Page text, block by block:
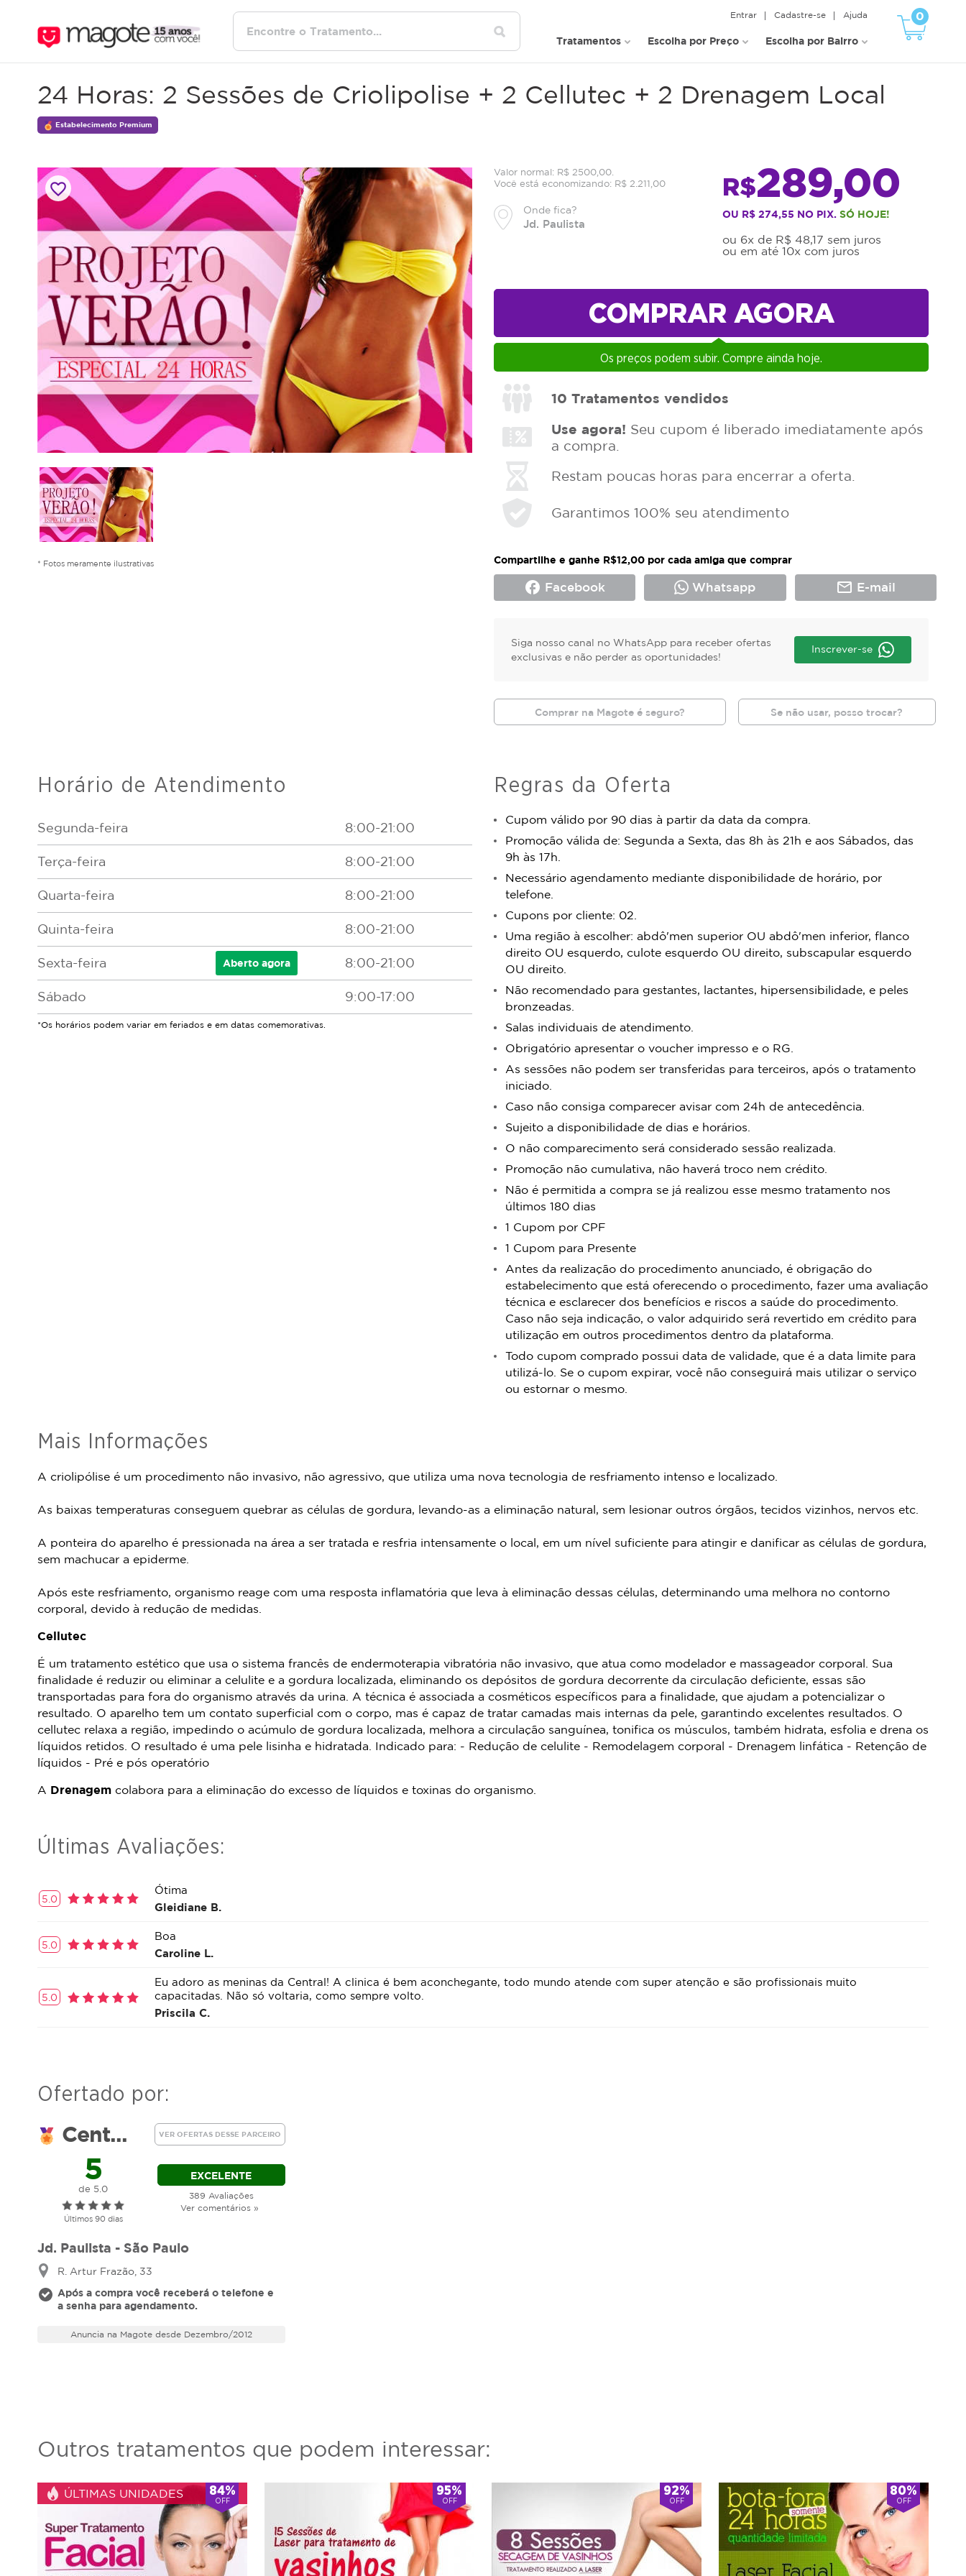
0
Entrar Cadastre-se Ajuda
Tratamentos Escolha por Preço Escolha por Bairro
24 Horas: 2 Sessões de Criolipolise + 2 Cellutec + 2 Drenagem Local
Estabelecimento Premium
favorite_border
* Fotos meramente ilustrativas
Valor normal: R$ 2500,00.
Você está economizando: R$ 2.211,00
Onde fica?
Jd. Paulista
R$289,00
OU R$ 274,55 NO PIX. SÓ HOJE!
ou 6x de R$ 48,17 sem juros
ou em até 10x com juros
COMPRAR AGORA
Os preços podem subir. Compre ainda hoje.
10 Tratamentos vendidos
Use agora! Seu cupom é liberado imediatamente após
a compra.
Restam poucas horas para encerrar a oferta.
Garantimos 100% seu atendimento
Compartilhe e ganhe R$12,00 por cada amiga que comprar
facebook Facebook Whatsapp mail_outline E-mail
Siga nosso canal no WhatsApp para receber ofertas
exclusivas e não perder as oportunidades!
Inscrever-se
Comprar na Magote é seguro? Se não usar, posso trocar?
Horário de Atendimento
Segunda-feira 8:00-21:00
Terça-feira 8:00-21:00
Quarta-feira 8:00-21:00
Quinta-feira 8:00-21:00
Sexta-feira Aberto agora 8:00-21:00
Sábado 9:00-17:00
*Os horários podem variar em feriados e em datas comemorativas.
Regras da Oferta
Cupom válido por 90 dias à partir da data da compra.
Promoção válida de: Segunda a Sexta, das 8h às 21h e aos Sábados, das
9h às 17h.
Necessário agendamento mediante disponibilidade de horário, por
telefone.
Cupons por cliente: 02.
Uma região à escolher: abdô'men superior OU abdô'men inferior, flanco
direito OU esquerdo, culote esquerdo OU direito, subscapular esquerdo
OU direito.
Não recomendado para gestantes, lactantes, hipersensibilidade, e peles
bronzeadas.
Salas individuais de atendimento.
Obrigatório apresentar o voucher impresso e o RG.
As sessões não podem ser transferidas para terceiros, após o tratamento
iniciado.
Caso não consiga comparecer avisar com 24h de antecedência.
Sujeito a disponibilidade de dias e horários.
O não comparecimento será considerado sessão realizada.
Promoção não cumulativa, não haverá troco nem crédito.
Não é permitida a compra se já realizou esse mesmo tratamento nos
últimos 180 dias
1 Cupom por CPF
1 Cupom para Presente
Antes da realização do procedimento anunciado, é obrigação do
estabelecimento que está oferecendo o procedimento, fazer uma avaliação
técnica e esclarecer dos benefícios e riscos a saúde do procedimento.
Caso não seja indicação, o valor adquirido será revertido em crédito para
utilização em outros procedimentos dentro da plataforma.
Todo cupom comprado possui data de validade, que é a data limite para
utilizá-lo. Se o cupom expirar, você não conseguirá mais utilizar o serviço
ou estornar o mesmo.
Mais Informações
A criolipólise é um procedimento não invasivo, não agressivo, que utiliza uma nova tecnologia de resfriamento intenso e localizado.
As baixas temperaturas conseguem quebrar as células de gordura, levando-as a eliminação natural, sem lesionar outros órgãos, tecidos vizinhos, nervos etc.
A ponteira do aparelho é pressionada na área a ser tratada e resfria intensamente o local, em um nível suficiente para atingir e danificar as células de gordura,
sem machucar a epiderme.
Após este resfriamento, organismo reage com uma resposta inflamatória que leva à eliminação dessas células, determinando uma melhora no contorno
corporal, devido à redução de medidas.
Cellutec
É um tratamento estético que usa o sistema francês de endermoterapia vibratória não invasivo, que atua como modelador e massageador corporal. Sua
finalidade é reduzir ou eliminar a celulite e a gordura localizada, eliminando os depósitos de gordura decorrente da circulação deficiente, essas são
transportadas para fora do organismo através da urina. A técnica é associada a cosméticos específicos para a finalidade, que ajudam a potencializar o
resultado. O aparelho tem um contato superficial com o corpo, mas é capaz de tratar camadas mais internas da pele, garantindo excelentes resultados. O
cellutec relaxa a região, impedindo o acúmulo de gordura localizada, melhora a circulação sanguínea, tonifica os músculos, também hidrata, esfolia e drena os
líquidos retidos. O resultado é uma pele lisinha e hidratada. Indicado para: - Redução de celulite - Remodelagem corporal - Drenagem linfática - Retenção de
líquidos - Pré e pós operatório
A Drenagem colabora para a eliminação do excesso de líquidos e toxinas do organismo.
Últimas Avaliações:
5.0
Ótima
Gleidiane B.
5.0
Boa
Caroline L.
5.0
Eu adoro as meninas da Central! A clinica é bem aconchegante, todo mundo atende com super atenção e são profissionais muito
capacitadas. Não só voltaria, como sempre volto.
Priscila C.
Ofertado por:
Cent... VER OFERTAS DESSE PARCEIRO
5
de 5.0
Últimos 90 dias
EXCELENTE
389 Avaliações
Ver comentários »
Jd. Paulista - São Paulo
R. Artur Frazão, 33
Após a compra você receberá o telefone e
a senha para agendamento.
Anuncia na Magote desde Dezembro/2012
Outros tratamentos que podem interessar:
ÚLTIMAS UNIDADES 84%
OFF
95%
OFF
92%
OFF
80%
OFF